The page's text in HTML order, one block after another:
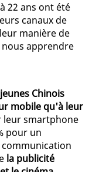
22 ans ont été
canaux de
manière de
apprendre
Chinois
mobile qu'à leur
leur smartphone
pour un
la publicité